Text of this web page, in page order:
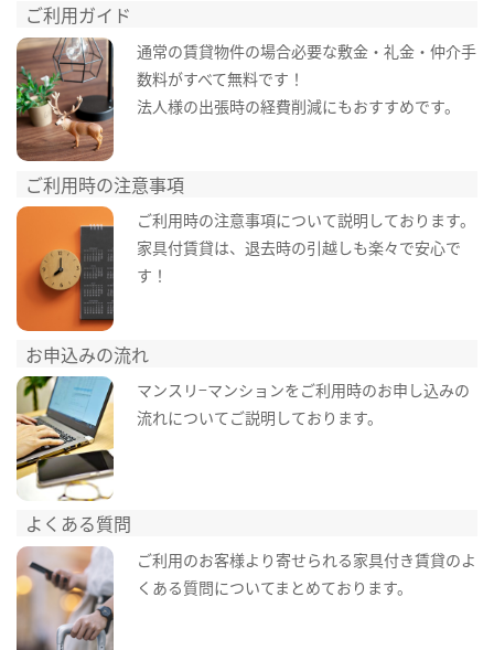
ご利用ガイド
通常の賃貸物件の場合必要な敷金・礼金・仲介手
数料がすべて無料です！
法人様の出張時の経費削減にもおすすめです。
ご利用時の注意事項
ご利用時の注意事項について説明しております。
家具付賃貸は、退去時の引越しも楽々で安心で
す！
お申込みの流れ
マンスリ−マンションをご利用時のお申し込みの
流れについてご説明しております。
よくある質問
ご利用のお客様より寄せられる家具付き賃貸のよ
くある質問についてまとめております。